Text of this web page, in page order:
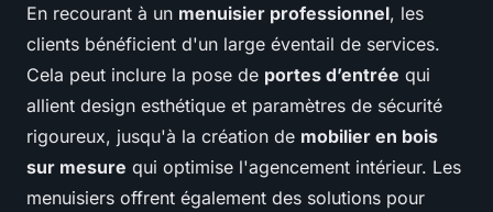
En recourant à un menuisier professionnel, les
clients bénéficient d'un large éventail de services.
Cela peut inclure la pose de portes d’entrée qui
allient design esthétique et paramètres de sécurité
rigoureux, jusqu'à la création de mobilier en bois
sur mesure qui optimise l'agencement intérieur. Les
menuisiers offrent également des solutions pour